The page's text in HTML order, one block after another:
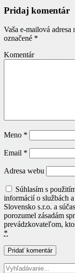
Pridaj komentár
Vaša e-mailová adresa
označené*
Komentár
Meno*
Email*
Adresa webu
Súhlasím s
informácií o službách
Slovensko s.r.o. a
porozumel zásadám
prevádzkovateľom,
*